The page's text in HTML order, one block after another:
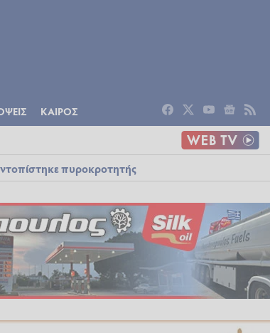
ΚΑΙΡΟΣ
πυροκροτητής